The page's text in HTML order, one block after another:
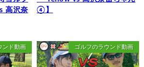
高沢奈
④】
ンド動画 ゴルフのラウンド動画